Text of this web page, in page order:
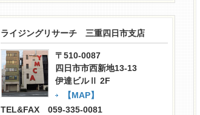
ライジングリサーチ 三重四日市支店
〒510-0087
四日市市西新地13-13
伊達ビルⅡ 2F
【MAP】
TEL&FAX 059-335-0081